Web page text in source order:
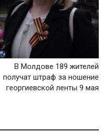
В Молдове 189 жителей
получат штраф за ношение
георгиевской ленты 9 мая